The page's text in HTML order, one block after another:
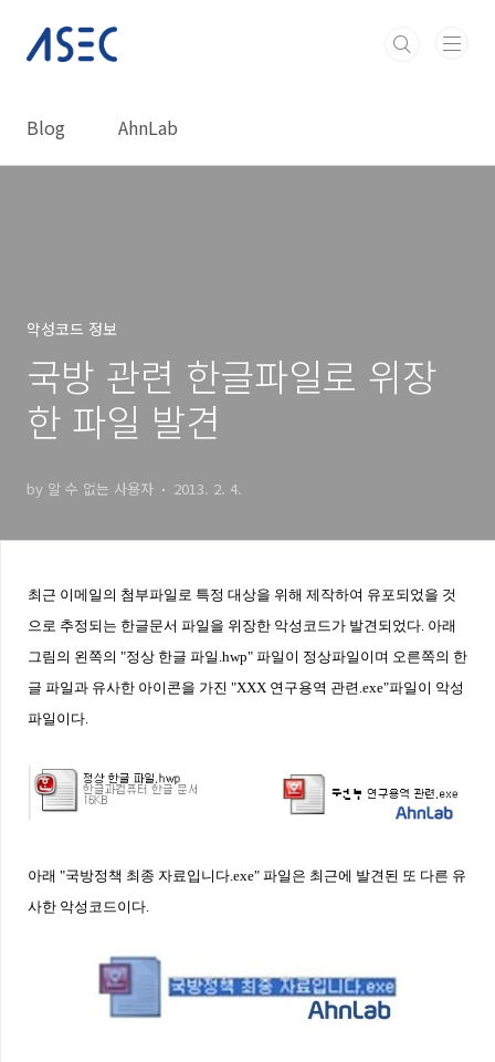
Blog AhnLab
악성코드 정보
국방 관련 한글파일로 위장
한 파일 발견
by 알 수 없는 사용자 2013. 2. 4.
최근 이메일의 첨부파일로 특정 대상을 위해 제작하여 유포되었을 것
으로 추정되는 한글문서 파일을 위장한 악성코드가 발견되었다. 아래
그림의 왼쪽의 "정상 한글 파일.hwp" 파일이 정상파일이며 오른쪽의 한
글 파일과 유사한 아이콘을 가진 "XXX 연구용역 관련.exe"파일이 악성
파일이다.
아래 "국방정책 최종 자료입니다.exe" 파일은 최근에 발견된 또 다른 유
사한 악성코드이다.